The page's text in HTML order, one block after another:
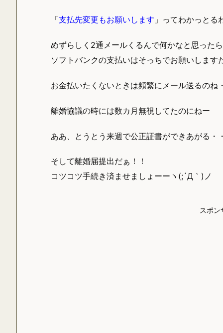
「支払先変更もお願いします 」ってわかっとる
めずらしく2通メールくるんで何かなと思ったら
ソフトバンクの支払いはそっちでお願いします
お金払いたくないときは頻繁にメール送るのね
離婚協議の時には数カ月無視してたのにねー
ああ、とうとう来週で公正証書ができあがる・
そして離婚届提出だぁ！！
コツコツ手続き済ませましょーーヽ(;´Д｀)ノ
スポン